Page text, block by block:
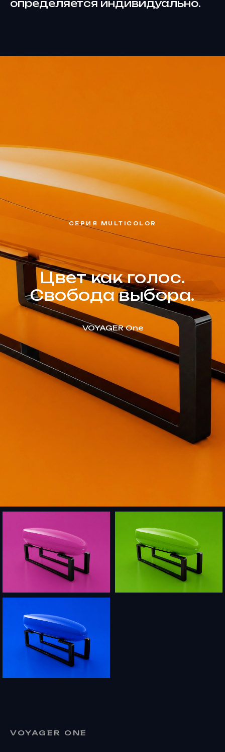
определяется индивидуально.
СЕРИЯ MULTICOLOR
Цвет как голос.
Свобода выбора.
VOYAGER One
VOYAGER ONE